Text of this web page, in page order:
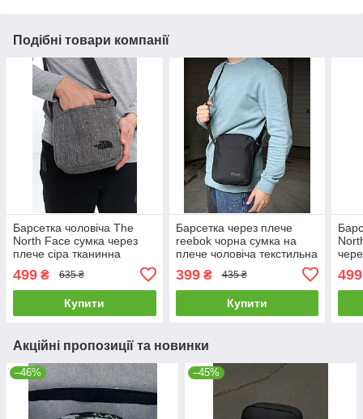
Подібні товари компанії
Барсетка чоловіча The
North Face сумка через
плече сіра тканинна
499 ₴ 635 ₴
Купити
Барсетка через плече
reebok чорна сумка на
плече чоловіча текстильна
рибок
399₴ 435 ₴
Купити
499
Акційні пропозиції та новинки
–46% –45%